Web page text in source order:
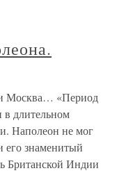
Москва… «Период
в длительном
Наполеон не мог
его знаменитый
Британской Индии